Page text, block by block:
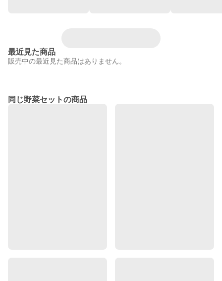
最近見た商品
販売中の最近見た商品はありません。
同じ野菜セットの商品